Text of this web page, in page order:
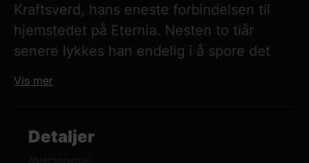
Detaljer
Kraftsverd, hans eneste forbindelsen til
hjemstedet på Eternia. Nesten to tiår
senere lykkes han endelig i å spore det
For å beseire en så mektig fiende må prins
Vis mer